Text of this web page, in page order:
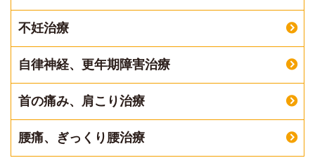
不妊治療
自律神経、更年期障害治療
首の痛み、肩こり治療
腰痛、ぎっくり腰治療